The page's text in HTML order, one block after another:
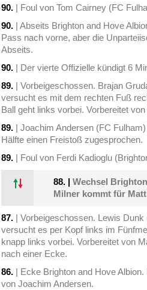
90. | Foul von Tom Cairney (FC
90. | Abseits Brighton and Hove
Pass nach vorne, aber die
Abseits.
90. | Der vierte Offizielle kündigt 6
89. | Vorbeigeschossen. Brajan
versucht es mit dem rechten Fuß
Ball geht links vorbei. Vorbereitet
89. | Joachim Andersen (FC
Hälfte einen Freistoß zugesprochen.
89. | Foul von Ferdi Kadioglu
88. |Wechsel
Milner kommt für
87. | Vorbeigeschossen. Lewis Dunk
versucht es per Kopf links im
knapp links vorbei. Vorbereitet von
nach einer Ecke.
86. | Ecke Brighton and Hove
von Joachim Andersen.